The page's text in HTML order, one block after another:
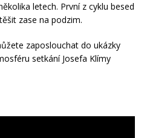
letech. První z cyklu besed
zase na podzim.
zaposlouchat do ukázky
setkání Josefa Klímy